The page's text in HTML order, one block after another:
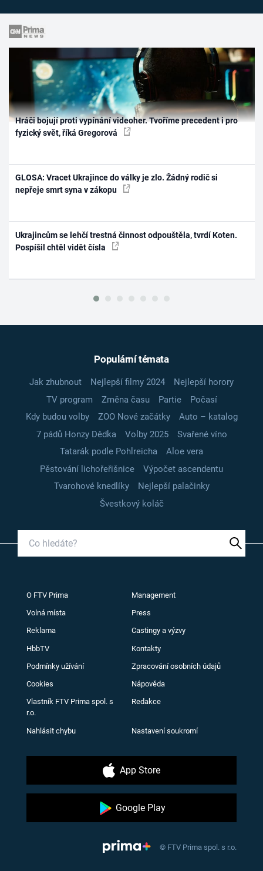
Hráči bojují proti vypínání videoher. Tvoříme precedent i pro
fyzický svět, říká Gregorová
GLOSA: Vracet Ukrajince do války je zlo. Žádný rodič si
nepřeje smrt syna v zákopu
Ukrajincům se lehčí trestná činnost odpouštěla, tvrdí Koten.
Pospíšil chtěl vidět čísla
Populární témata
Jak zhubnout Nejlepší filmy 2024
Nejlepší horory
TV program
Změna času Partie
Počasí
Kdy budou volby
ZOO Nové začátky
Auto – katalog
7 pádů Honzy Dědka
Volby 2025
Svařené víno
Tatarák podle Pohlreicha
Aloe vera
Pěstování lichořeřišnice
Výpočet ascendentu
Tvarohové knedlíky
Nejlepší palačinky
Švestkový koláč
O FTV Prima Management
Volná místa Press
Reklama Castingy a výzvy
HbbTV Kontakty
Podmínky užívání Zpracování osobních údajů
Cookies Nápověda
Vlastník FTV Prima spol. s
r.o.
Redakce
Nahlásit chybu Nastavení soukromí
App Store
Google Play
© FTV Prima spol. s r.o.